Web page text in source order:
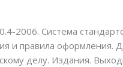
2006. Система
и правила оформления.
делу. Издания.